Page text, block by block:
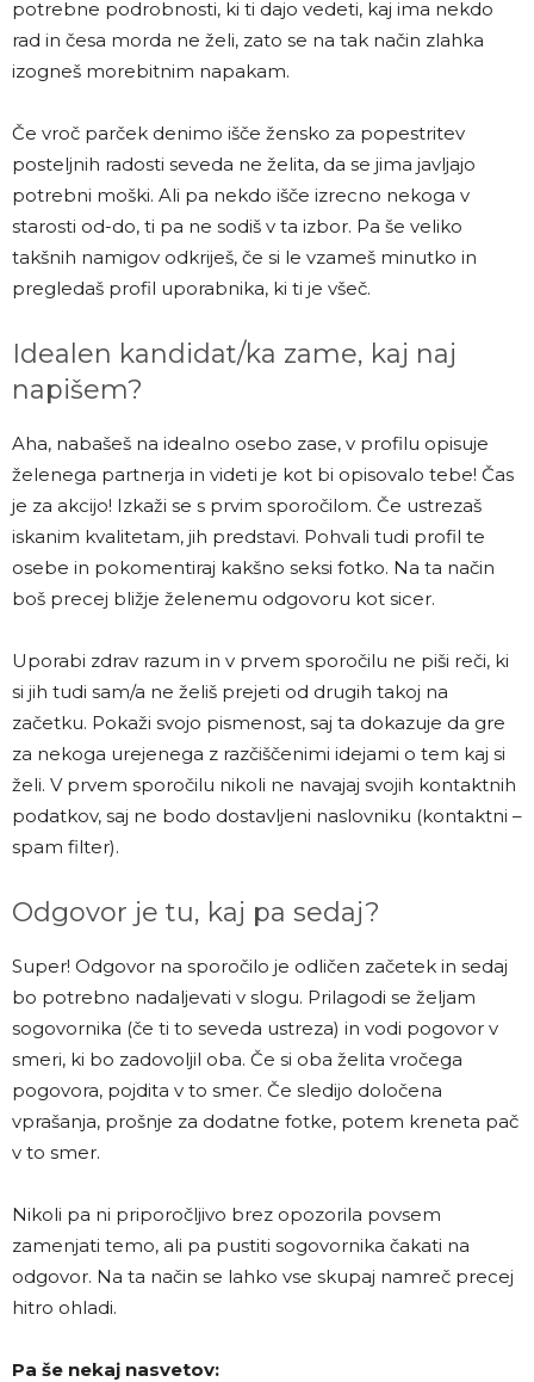
potrebne podrobnosti, ki ti dajo vedeti, kaj ima nekdo
rad in česa morda ne želi, zato se na tak način zlahka
izogneš morebitnim napakam.
Če vroč parček denimo išče žensko za popestritev
posteljnih radosti seveda ne želita, da se jima javljajo
potrebni moški. Ali pa nekdo išče izrecno nekoga v
starosti od-do, ti pa ne sodiš v ta izbor. Pa še veliko
takšnih namigov odkriješ, če si le vzameš minutko in
pregledaš profil uporabnika, ki ti je všeč.
Idealen kandidat/ka zame, kaj naj
napišem?
Aha, nabašeš na idealno osebo zase, v profilu opisuje
želenega partnerja in videti je kot bi opisovalo tebe! Čas
je za akcijo! Izkaži se s prvim sporočilom. Če ustrezaš
iskanim kvalitetam, jih predstavi. Pohvali tudi profil te
osebe in pokomentiraj kakšno seksi fotko. Na ta način
boš precej bližje želenemu odgovoru kot sicer.
Uporabi zdrav razum in v prvem sporočilu ne piši reči, ki
si jih tudi sam/a ne želiš prejeti od drugih takoj na
začetku. Pokaži svojo pismenost, saj ta dokazuje da gre
za nekoga urejenega z razčiščenimi idejami o tem kaj si
želi. V prvem sporočilu nikoli ne navajaj svojih kontaktnih
podatkov, saj ne bodo dostavljeni naslovniku (kontaktni –
spam filter).
Odgovor je tu, kaj pa sedaj?
Super! Odgovor na sporočilo je odličen začetek in sedaj
bo potrebno nadaljevati v slogu. Prilagodi se željam
sogovornika (če ti to seveda ustreza) in vodi pogovor v
smeri, ki bo zadovoljil oba. Če si oba želita vročega
pogovora, pojdita v to smer. Če sledijo določena
vprašanja, prošnje za dodatne fotke, potem kreneta pač
v to smer.
Nikoli pa ni priporočljivo brez opozorila povsem
zamenjati temo, ali pa pustiti sogovornika čakati na
odgovor. Na ta način se lahko vse skupaj namreč precej
hitro ohladi.
Pa še nekaj nasvetov: